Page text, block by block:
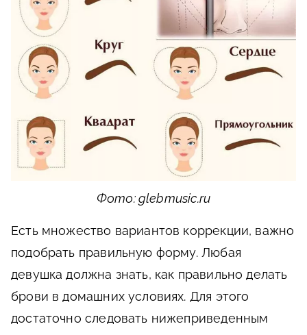
Фото: glebmusic.ru
Есть множество вариантов коррекции, важно
подобрать правильную форму. Любая
девушка должна знать, как правильно делать
брови в домашних условиях. Для этого
достаточно следовать нижеприведенным